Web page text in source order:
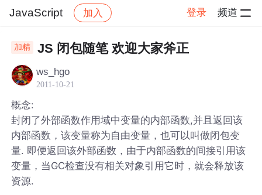
JavaScript 加入 登录 频道
社区 JavaScript 帖子详情
加精 JS 闭包随笔 欢迎大家斧正
ws_hgo
2011-10-21
概念:
封闭了外部函数作用域中变量的内部函数,并且返回该
内部函数，该变量称为自由变量，也可以叫做闭包变
量. 即便返回该外部函数，由于内部函数的间接引用该
变量，当GC检查没有相关对象引用它时，就会释放该
资源.